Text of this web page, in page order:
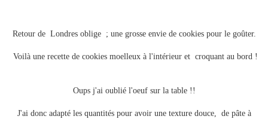
Retour de Londres oblige ; une grosse envie de cookies pour le goûter.
Voilà une recette de cookies moelleux à l'intérieur et croquant au bord !
Oups j'ai oublié l'oeuf sur la table !!
J'ai donc adapté les quantités pour avoir une texture douce, de pâte à